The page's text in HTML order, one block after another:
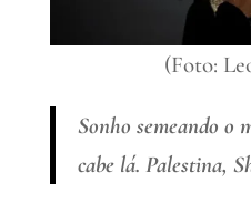
(Foto:
Sonho semeando o
cabe lá. Palestina,